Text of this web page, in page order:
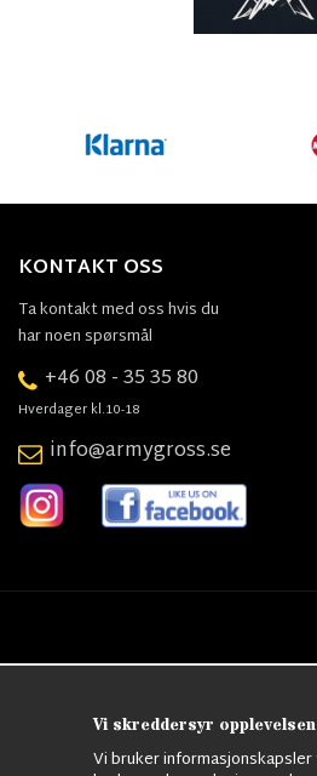
KONTAKT OSS
Ta kontakt med oss hvis du
har noen spørsmål
+46 08 - 35 35 80
Hverdager kl.10-18
info@armygross.se
Vi skreddersyr
Vi bruker